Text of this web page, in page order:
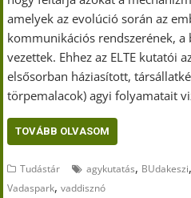
amelyek az evolúció során az
kommunikációs rendszerének, a
vezettek. Ehhez az ELTE kutatói
elsősorban háziasított,
törpemalacok) agyi folyamatait
TOVÁBB OLVASOM
Tudástár agykutatás, BUdakeszi,
Vadaspark,vaddisznó